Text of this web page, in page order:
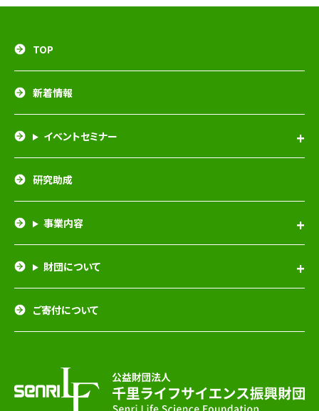
TOP
新着情報
イベントセミナー
研究助成
事業内容
財団について
ご寄付について